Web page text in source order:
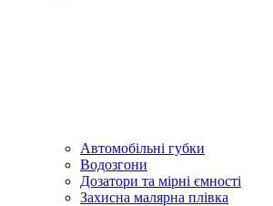
Автомобільні губки
Водозгони
Дозатори та мірні ємності
Захисна малярна плівка